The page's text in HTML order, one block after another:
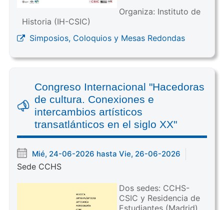
Organiza: Instituto de
Historia (IH-CSIC)
Simposios, Coloquios y Mesas Redondas
Congreso Internacional "Hacedoras
de cultura. Conexiones e
intercambios artísticos
transatlánticos en el siglo XX"
Mié, 24-06-2026 hasta Vie, 26-06-2026
Sede CCHS
Dos sedes: CCHS-
CSIC y Residencia de